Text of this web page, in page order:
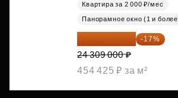
Квартира за 2 000 ₽/мес
Панорамное окно (1 и
20 176 470 ₽ -17%
24 309 000 ₽
454 425 ₽ за м²